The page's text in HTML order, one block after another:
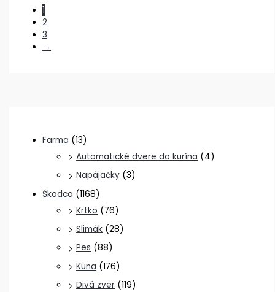
Farma (13)
Automatické dvere do kurína (4)
Napájačky (3)
Škodca (1168)
Krtko (76)
Slimák (28)
Pes (88)
Kuna (176)
Divá zver (119)
1
2
3
→